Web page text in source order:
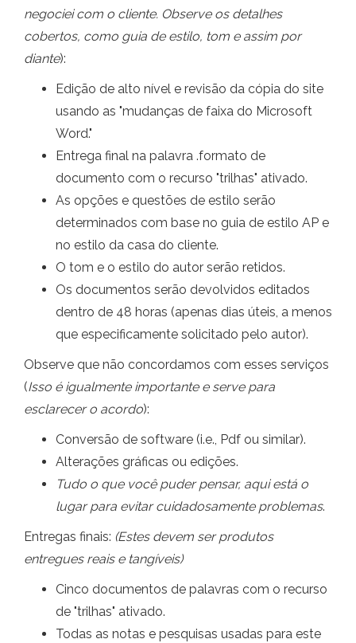
negociei com o cliente. Observe os detalhes
cobertos, como guia de estilo, tom e assim por
diante):
Edição de alto nível e revisão da cópia do site
usando as "mudanças de faixa do Microsoft
Word."
Entrega final na palavra .formato de
documento com o recurso "trilhas" ativado.
As opções e questões de estilo serão
determinados com base no guia de estilo AP e
no estilo da casa do cliente.
O tom e o estilo do autor serão retidos.
Os documentos serão devolvidos editados
dentro de 48 horas (apenas dias úteis, a menos
que especificamente solicitado pelo autor).
Observe que não concordamos com esses serviços
(Isso é igualmente importante e serve para
esclarecer o acordo):
Conversão de software (i.e., Pdf ou similar).
Alterações gráficas ou edições.
Tudo o que você puder pensar, aqui está o
lugar para evitar cuidadosamente problemas.
Entregas finais: (Estes devem ser produtos
entregues reais e tangíveis)
Cinco documentos de palavras com o recurso
de "trilhas" ativado.
Todas as notas e pesquisas usadas para este